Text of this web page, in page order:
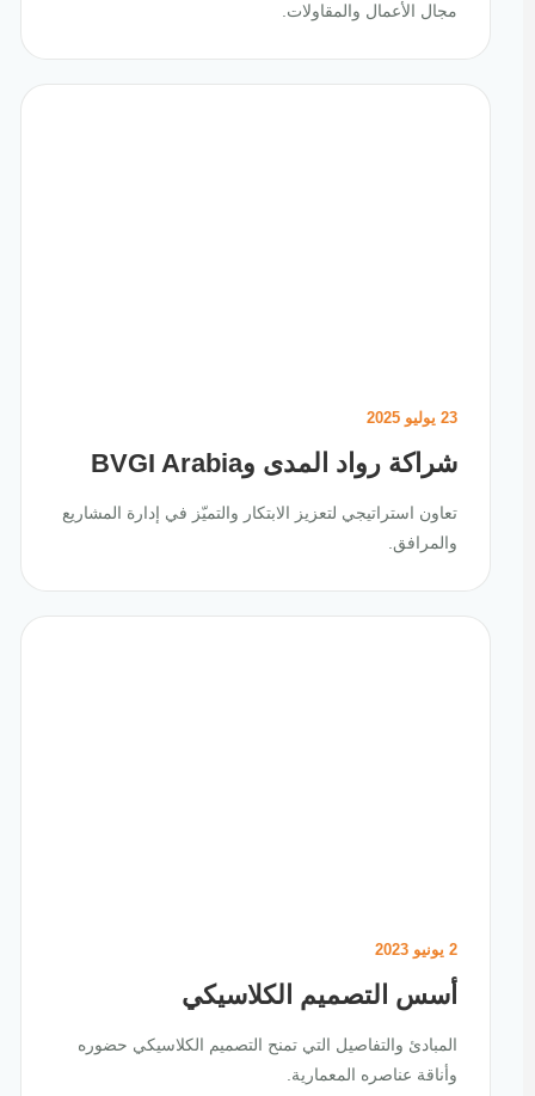
مجال الأعمال والمقاولات.
23 يوليو 2025
شراكة رواد المدى وBVGI Arabia
تعاون استراتيجي لتعزيز الابتكار والتميّز في إدارة المشاريع
والمرافق.
أسس التصميم الكلاسيكي
المبادئ والتفاصيل التي تمنح التصميم الكلاسيكي حضوره
وأناقة عناصره المعمارية.